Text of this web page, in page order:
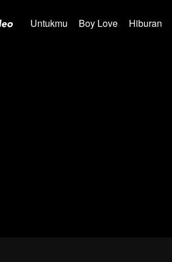
Untukmu Boy Love Hiburan